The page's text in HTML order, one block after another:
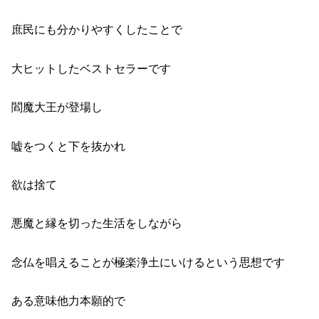
庶民にも分かりやすくしたことで
大ヒットしたベストセラーです
閻魔大王が登場し
嘘をつくと下を抜かれ
欲は捨て
悪魔と縁を切った生活をしながら
念仏を唱えることが極楽浄土にいけるという思想です
ある意味他力本願的で